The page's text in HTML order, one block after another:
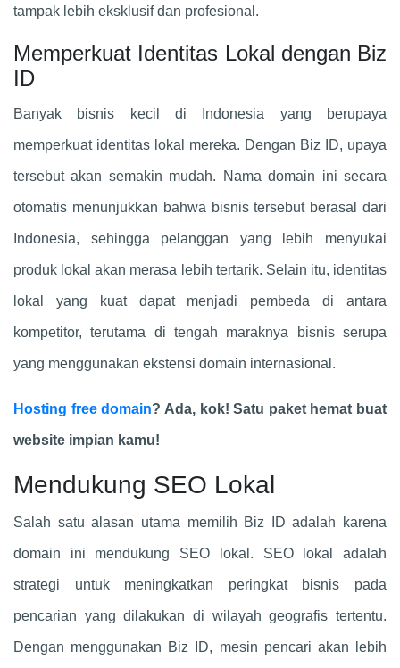
tampak lebih eksklusif dan profesional.
Memperkuat Identitas Lokal dengan Biz
ID
Banyak bisnis kecil di Indonesia yang berupaya
memperkuat identitas lokal mereka. Dengan Biz ID, upaya
tersebut akan semakin mudah. Nama domain ini secara
otomatis menunjukkan bahwa bisnis tersebut berasal dari
Indonesia, sehingga pelanggan yang lebih menyukai
produk lokal akan merasa lebih tertarik. Selain itu, identitas
lokal yang kuat dapat menjadi pembeda di antara
kompetitor, terutama di tengah maraknya bisnis serupa
yang menggunakan ekstensi domain internasional.
Hosting free domain? Ada, kok! Satu paket hemat buat
website impian kamu!
Mendukung SEO Lokal
Salah satu alasan utama memilih Biz ID adalah karena
domain ini mendukung SEO lokal. SEO lokal adalah
strategi untuk meningkatkan peringkat bisnis pada
pencarian yang dilakukan di wilayah geografis tertentu.
Dengan menggunakan Biz ID, mesin pencari akan lebih